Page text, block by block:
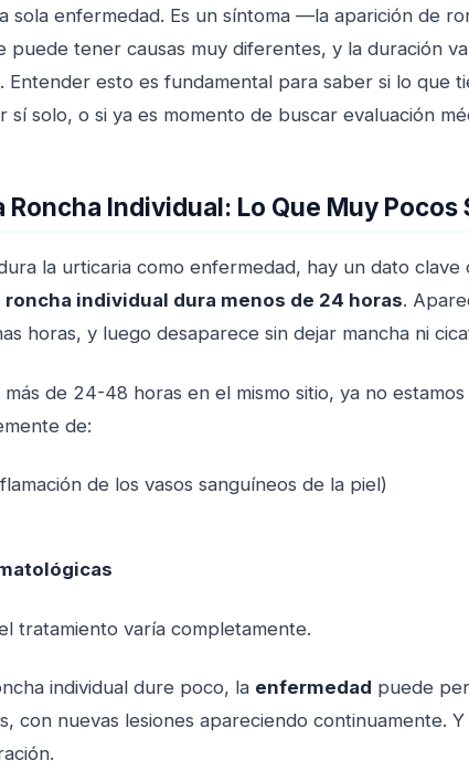
sola enfermedad. Es un síntoma —la aparición de
tener causas muy diferentes, y la duración
esto es fundamental para saber si lo que
solo, o si ya es momento de buscar evaluación
Roncha Individual: Lo Que Muy Pocos
la urticaria como enfermedad, hay un dato clave
roncha individual dura menos de 24 horas.
horas, y luego desaparece sin dejar mancha ni
de 24-48 horas en el mismo sitio, ya no
de:
de los vasos sanguíneos de la piel)
tratamiento varía completamente.
individual dure poco, la enfermedad puede
con nuevas lesiones apareciendo continuamente.